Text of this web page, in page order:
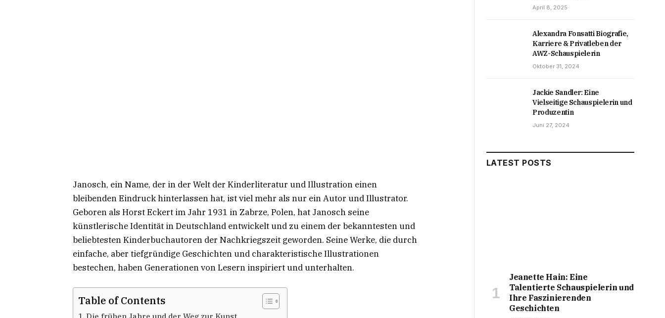
Janosch, ein Name, der in der Welt der Kinderliteratur und Illustration einen
bleibenden Eindruck hinterlassen hat, ist viel mehr als nur ein Autor und Illustrator.
Geboren als Horst Eckert im Jahr 1931 in Zabrze, Polen, hat Janosch seine
künstlerische Identität in Deutschland entwickelt und zu einem der bekanntesten und
beliebtesten Kinderbuchautoren der Nachkriegszeit geworden. Seine Werke, die durch
einfache, aber tiefgründige Geschichten und charakteristische Illustrationen
bestechen, haben Generationen von Lesern inspiriert und unterhalten.
Table of Contents
Die frühen Jahre und der Weg zur Kunst
April 8, 2025
Alexandra Fonsatti Biografie,
Karriere & Privatleben der
AWZ-Schauspielerin
Oktober 31, 2024
Jackie Sandler: Eine
Vielseitige Schauspielerin und
Produzentin
Juni 27, 2024
LATEST POSTS
Jeanette Hain: Eine
Talentierte Schauspielerin und
Ihre Faszinierenden
Geschichten